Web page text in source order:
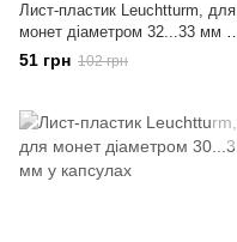
Лист-пластик Leuchtturm, для
монет діаметром 32...33 мм у
капсулах
51 грн 102 грн